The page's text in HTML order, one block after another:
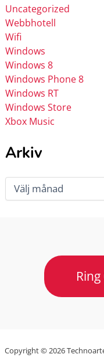
Uncategorized
Webbhotell
Wifi
Windows
Windows 8
Windows Phone 8
Windows RT
Windows Store
Xbox Music
Arkiv
Arkiv
Copyright © 2026